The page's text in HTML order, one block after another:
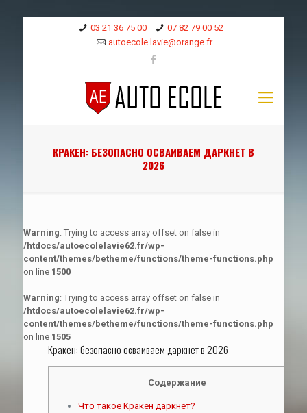
03 21 36 75 00
07 82 79 00 52
autoecole.lavie@orange.fr
КРАКЕН: БЕЗОПАСНО ОСВАИВАЕМ ДАРКНЕТ В
2026
Warning: Trying to access array offset on false in
/htdocs/autoecolelavie62.fr/wp-
content/themes/betheme/functions/theme-functions.php
on line 1500
Warning: Trying to access array offset on false in
/htdocs/autoecolelavie62.fr/wp-
content/themes/betheme/functions/theme-functions.php
on line 1505
Кракен: безопасно осваиваем даркнет в 2026
Содержание
Что такое Кракен даркнет?